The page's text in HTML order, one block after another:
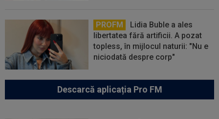
PROFM
Lidia Buble a ales
libertatea fără artificii. A pozat
topless, în mijlocul naturii: "Nu e
niciodată despre corp"
Descarcă aplicația Pro FM